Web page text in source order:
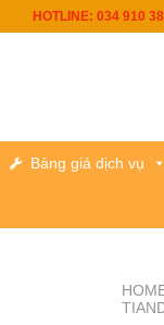
HOTLINE: 034 910
Bảng giá dịch vụ